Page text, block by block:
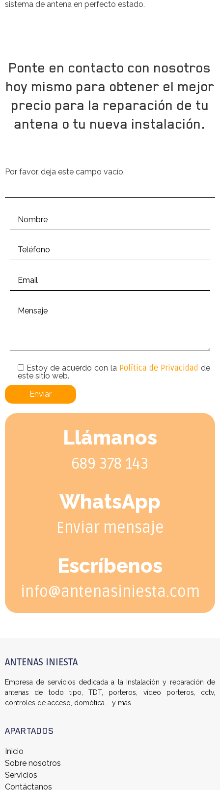
sistema de antena en perfecto estado.
Ponte en contacto con nosotros
hoy mismo para obtener el mejor
precio para la reparación de tu
antena o tu nueva instalación.
Por favor, deja este campo vacío.
Estoy de acuerdo con la Política de Privacidad de
este sitio web.
Llámanos
689 378 143
WhatsApp
Enviar mensaje
Escríbenos
info@antenasiniesta.com
ANTENAS INIESTA
Empresa de servicios dedicada a la Instalación y reparación de
antenas de todo tipo, TDT, porteros, vídeo porteros, cctv,
controles de acceso, domótica … y más.
APARTADOS
Inicio
Sobre nosotros
Servicios
Contáctanos